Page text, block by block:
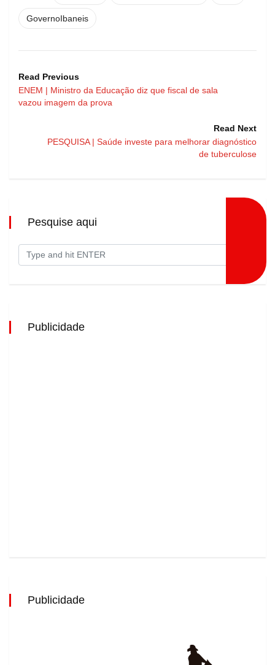
GovernoIbaneis
Read Previous
ENEM | Ministro da Educação diz que fiscal de sala
vazou imagem da prova
Read Next
PESQUISA | Saúde investe para melhorar diagnóstico
de tuberculose
Pesquise aqui
Publicidade
Publicidade